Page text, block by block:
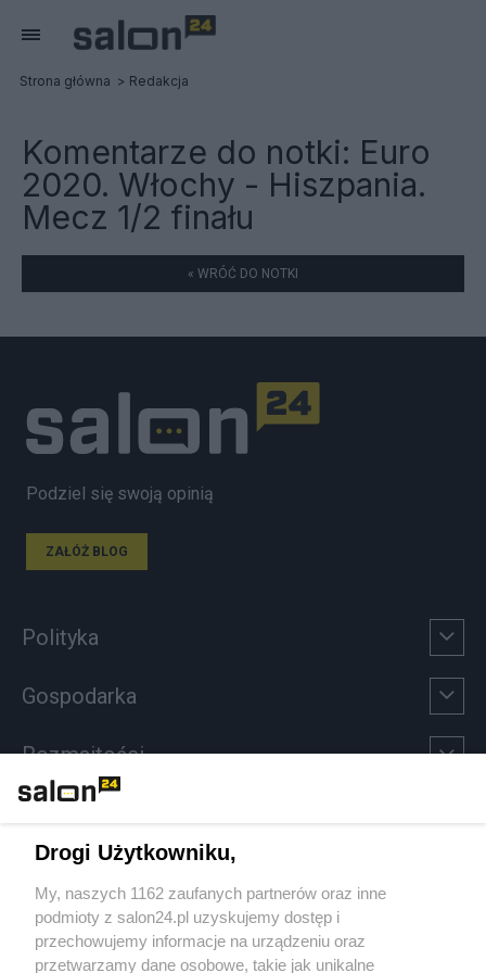
Strona główna Redakcja
Komentarze do notki: Euro
2020. Włochy - Hiszpania.
Mecz 1/2 finału
« WRÓĆ DO NOTKI
Podziel się swoją opinią
ZAŁÓŻ BLOG
Polityka
Gospodarka
Rozmaitości
Sport
Społeczeństwo
Drogi Użytkowniku,
My, naszych 1162 zaufanych partnerów oraz inne
podmioty z salon24.pl uzyskujemy dostęp i
przechowujemy informacje na urządzeniu oraz
przetwarzamy dane osobowe, takie jak unikalne